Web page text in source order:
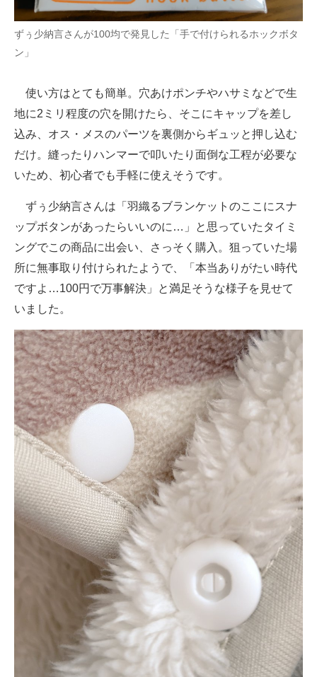
ずぅ少納言さんが100均で発見した「手で付けられるホックボタ
ン」
使い方はとても簡単。穴あけポンチやハサミなどで生
地に2ミリ程度の穴を開けたら、そこにキャップを差し
込み、オス・メスのパーツを裏側からギュッと押し込む
だけ。縫ったりハンマーで叩いたり面倒な工程が必要な
いため、初心者でも手軽に使えそうです。
ずぅ少納言さんは「羽織るブランケットのここにスナ
ップボタンがあったらいいのに…」と思っていたタイミ
ングでこの商品に出会い、さっそく購入。狙っていた場
所に無事取り付けられたようで、「本当ありがたい時代
ですよ…100円で万事解決」と満足そうな様子を見せて
いました。